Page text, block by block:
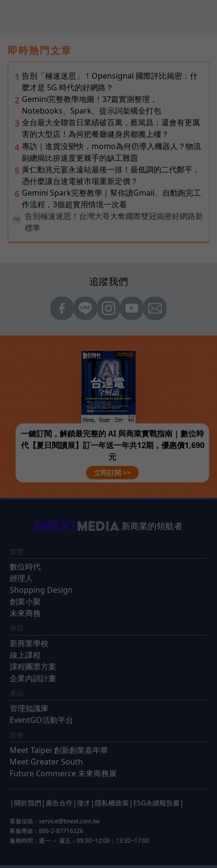
即時熱門文章
1 告別「極速迷思」！Opensignal 國際評比揭密：什
麼才是 5G 時代的好網路？
2 Gemini完整教學地圖！37篇實測整理，
Notebooks、Spark、提示詞架構全打包
3 全台最大全聯首日業績破百萬，蔡篤昌：還會有更厲
害的大型店！為何把餐廳健身房都搬上樓？
4 專訪｜進貨沒變快，momo為何仍導入機器人？物流
副總揭比拚速度更棘手的缺工難題
5 黃仁勳兆元宴永遠站最後一排！最低調的二代鄭平，
憑什麼讓台達電被市場重新定價？
6 Gemini Spark完整教學｜幫你讀Gmail、自動跑完工
作流程，3個超實用情境一次看
PR
告別極速迷思！台灣大哥大奪國際雙冠揭密好網路新
標準
追蹤我們
一鍵訂閱，解鎖最完整的 AI 與商業實戰指南 | 數位時
代【夏日閱讀展】訂一年送一年共12期，優惠價1,690
元
立即訂閱 >>
新商業的領航者
媒體
數位時代
經理人
Shopping Design
創業小聚
未來商務
學習
新商業學校
線上課程
課程團票方案
企業內訓計畫
產品
管理知識庫
EventGO活動平台
展會
Meet Taipei 創新創業嘉年華
Meet Greater South
Future Commerce 未來商務展
| 關於我們 | 廣告合作 | 徵才 | 隱私權政策 | ESG永續報告書 |
客服信箱： service@bnext.com.tw
客服專線：886-2-87716326
服務時間：週一 ～ 週五：09:30~12:00；13:30~17:00